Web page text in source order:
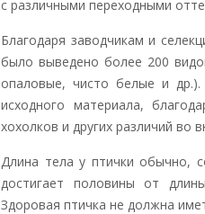
с различными переходными
Благодаря заводчикам и
было выведено более 200
опаловые, чисто белые и
исходного материала,
хохолков и других различий во
Длина тела у птички обычно,
достигает половины от
Здоровая птичка не должна